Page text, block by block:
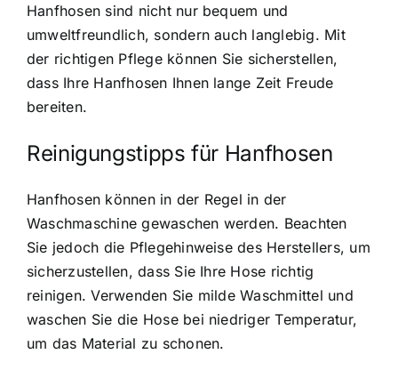
Hanfhosen sind nicht nur bequem und
umweltfreundlich, sondern auch langlebig. Mit
der richtigen Pflege können Sie sicherstellen,
dass Ihre Hanfhosen Ihnen lange Zeit Freude
bereiten.
Reinigungstipps für Hanfhosen
Hanfhosen können in der Regel in der
Waschmaschine gewaschen werden. Beachten
Sie jedoch die Pflegehinweise des Herstellers, um
sicherzustellen, dass Sie Ihre Hose richtig
reinigen. Verwenden Sie milde Waschmittel und
waschen Sie die Hose bei niedriger Temperatur,
um das Material zu schonen.